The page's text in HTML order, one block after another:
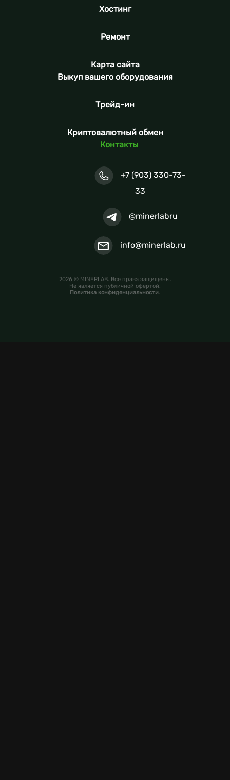
Хостинг
Ремонт
Карта сайта
Выкуп вашего оборудования
Трейд-ин
Криптовалютный обмен
Контакты
+7 (903) 330-73-
33
@minerlabru
info@minerlab.ru
2026 © MINERLAB. Все права защищены.
Не является публичной офертой.
Политика конфиденциальности.